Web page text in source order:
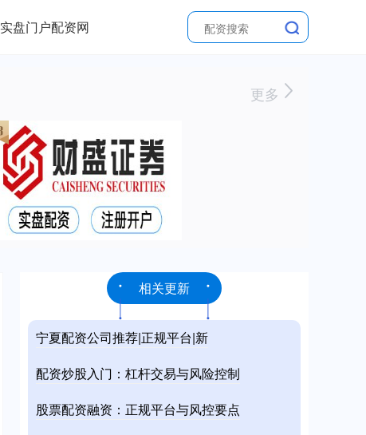
实盘门户配资网
更多
相关更新
宁夏配资公司推荐|正规平台|新
配资炒股入门：杠杆交易与风险控制
股票配资融资：正规平台与风控要点